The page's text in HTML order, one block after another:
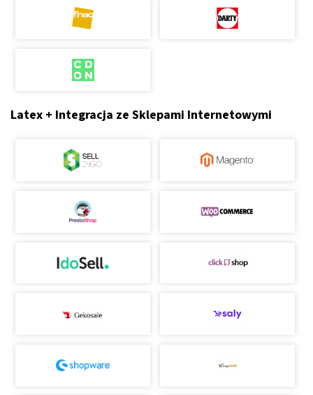
Latex + Integracja ze Sklepami Internetowymi